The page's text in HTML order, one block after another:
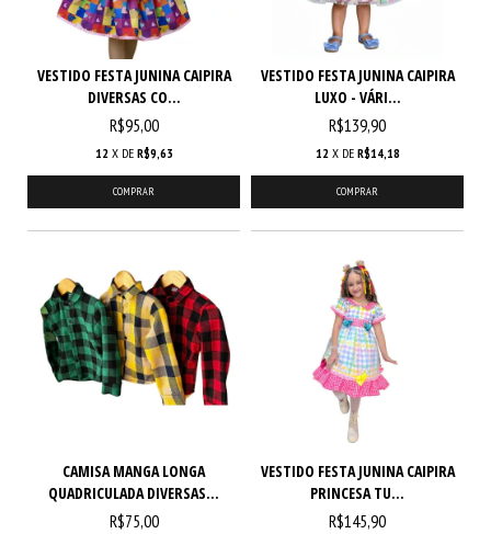
VESTIDO FESTA JUNINA CAIPIRA
DIVERSAS CO...
R$95,00
12 X DE R$9,63
COMPRAR
VESTIDO FESTA JUNINA CAIPIRA
LUXO - VÁRI...
R$139,90
12 X DE R$14,18
COMPRAR
CAMISA MANGA LONGA
QUADRICULADA DIVERSAS...
R$75,00
VESTIDO FESTA JUNINA CAIPIRA
PRINCESA TU...
R$145,90